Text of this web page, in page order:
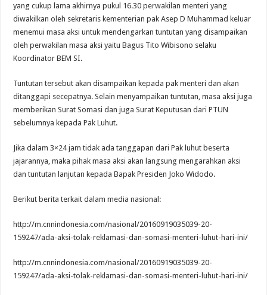
yang cukup lama akhirnya pukul 16.30 perwakilan menteri yang
diwakilkan oleh sekretaris kementerian pak Asep D Muhammad keluar
menemui masa aksi untuk mendengarkan tuntutan yang disampaikan
oleh perwakilan masa aksi yaitu Bagus Tito Wibisono selaku
Koordinator BEM SI.
Tuntutan tersebut akan disampaikan kepada pak menteri dan akan
ditanggapi secepatnya. Selain menyampaikan tuntutan, masa aksi juga
memberikan Surat Somasi dan juga Surat Keputusan dari PTUN
sebelumnya kepada Pak Luhut.
Jika dalam 3×24 jam tidak ada tanggapan dari Pak luhut beserta
jajarannya, maka pihak masa aksi akan langsung mengarahkan aksi
dan tuntutan lanjutan kepada Bapak Presiden Joko Widodo.
Berikut berita terkait dalam media nasional:
http://m.cnnindonesia.com/nasional/20160919035039-20-
159247/ada-aksi-tolak-reklamasi-dan-somasi-menteri-luhut-hari-ini/
http://m.cnnindonesia.com/nasional/20160919035039-20-
159247/ada-aksi-tolak-reklamasi-dan-somasi-menteri-luhut-hari-ini/